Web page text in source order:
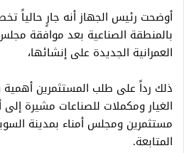
أوضحت رئيس الجهاز أنه جارٍ حالياً
بالمنطقة الصناعية بعد موافقة
العمرانية الجديدة على إنشائها،
ذلك رداً على طلب المستثمرين
الغيار ومكملات للصناعات مشيرة
مستثمرين ومجلس أمناء بمدينة
المتابعة.